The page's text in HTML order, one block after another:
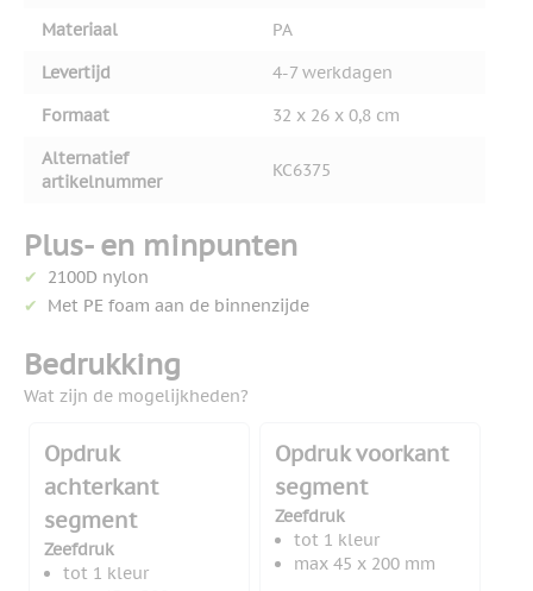
Materiaal
PA
Levertijd
4-7 werkdagen
Formaat
32 x 26 x 0,8 cm
Alternatief
artikelnummer
KC6375
Plus- en minpunten
2100D nylon
Met PE foam aan de binnenzijde
Bedrukking
Wat zijn de mogelijkheden?
Opdruk
achterkant
segment
Zeefdruk
tot 1 kleur
Opdruk voorkant
segment
Zeefdruk
tot 1 kleur
max 45 x 200 mm